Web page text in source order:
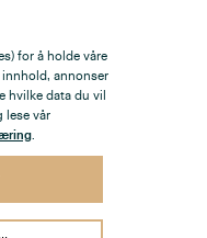
for å holde våre
innhold, annonser
hvilke data du vil
lese vår
.